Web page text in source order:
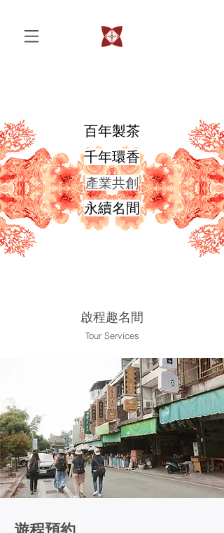
百年製茶
千年環香
​產業共創
永續名間
啟程趣名間
Tour Services